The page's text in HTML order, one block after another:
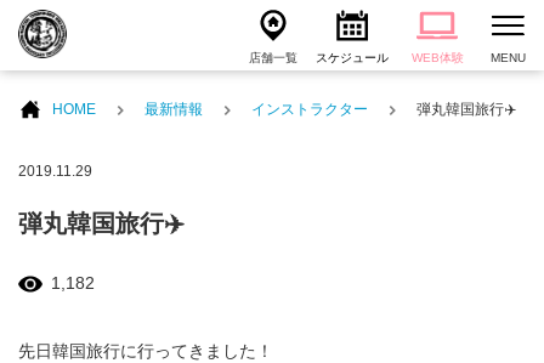
店舗一覧 スケジュール WEB体験 MENU
HOME 最新情報 インストラクター 弾丸韓国旅行✈️
2019.11.29
弾丸韓国旅行✈️
1,182
先日韓国旅行に行ってきました！